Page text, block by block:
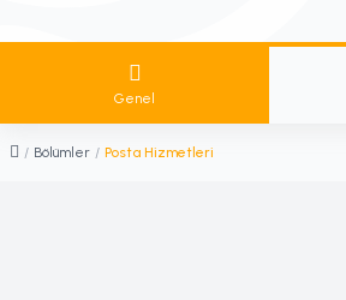
Genel
/ Bölümler / Posta Hizmetleri